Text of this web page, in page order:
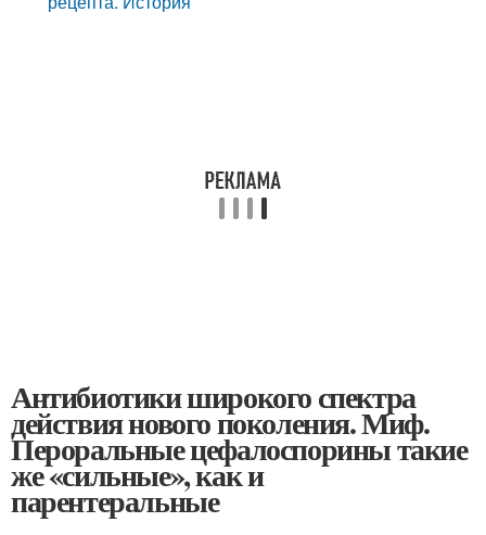
Антибиотики широкого спектра
действия нового поколения. Миф.
Пероральные цефалоспорины такие
же «сильные», как и
парентеральные